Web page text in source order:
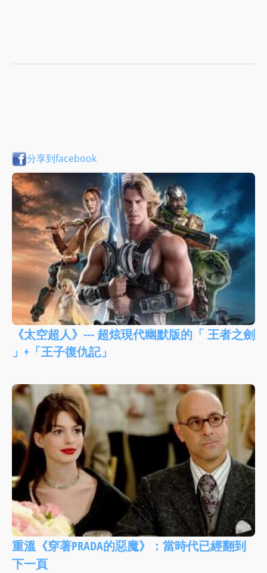
分享到facebook
《太空超人》--- 超炫現代幽默版的「 王者之劍
」+「王子復仇記」
重溫《穿著PRADA的惡魔》：當時代已經翻到
下一頁